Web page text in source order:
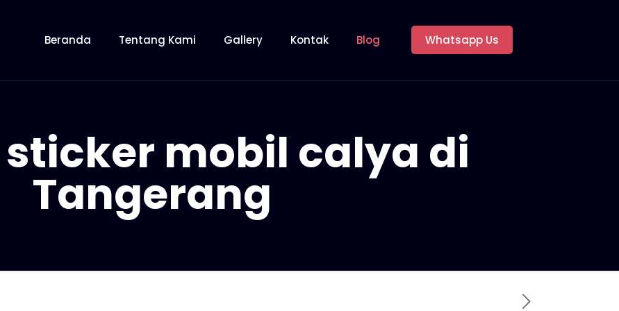
Beranda Tentang Kami Gallery Kontak Blog Whatsapp Us
mobil calya di
Tangerang